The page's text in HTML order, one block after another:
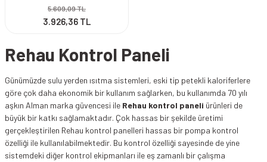
5.609,09 TL
3.926,36 TL
Rehau Kontrol Paneli
Günümüzde sulu yerden ısıtma sistemleri, eski tip petekli kaloriferlere
göre çok daha ekonomik bir kullanım sağlarken, bu kullanımda 70 yılı
aşkın Alman marka güvencesi ile Rehau kontrol paneli ürünleri de
büyük bir katkı sağlamaktadır. Çok hassas bir şekilde üretimi
gerçekleştirilen Rehau kontrol panelleri hassas bir pompa kontrol
özelliği ile kullanılabilmektedir. Bu kontrol özelliği sayesinde de yine
sistemdeki diğer kontrol ekipmanları ile eş zamanlı bir çalışma